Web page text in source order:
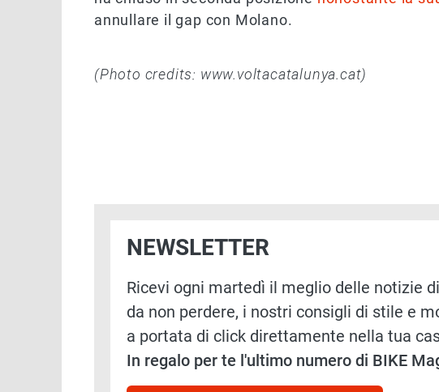
annullare il gap con Molano.
(Photo credits: www.voltacatalunya.cat)
NEWSLETTER
Ricevi ogni martedì il meglio delle notizie
da non perdere, i nostri consigli di stile e
a portata di click direttamente nella tua
In regalo per te l'ultimo numero di BIKE